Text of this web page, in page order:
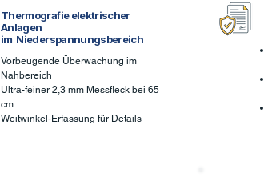
Thermografie elektrischer
Anlagen
im Niederspannungsbereich
Vorbeugende Überwachung im
Nahbereich
Ultra-feiner 2,3 mm Messfleck bei 65
cm
Weitwinkel-Erfassung für Details